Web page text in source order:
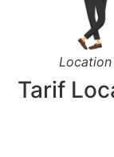
Tarif